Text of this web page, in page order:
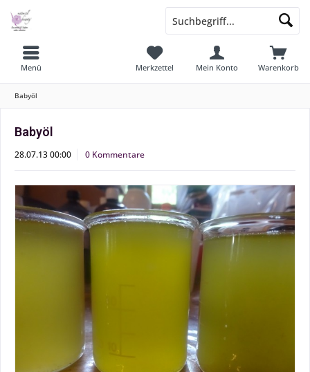
Menü Warenkorb
Merkzettel Mein Konto
Babyöl
Babyöl
28.07.13 00:00 0 Kommentare